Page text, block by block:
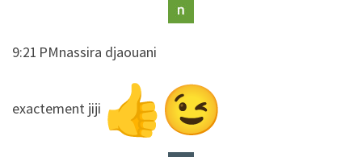
9:21 PMnassira djaouani
​​exactement jiji